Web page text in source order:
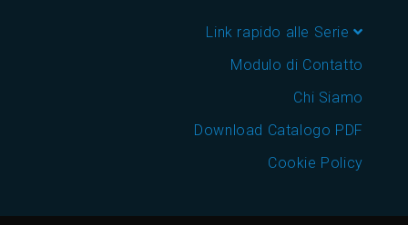
Link rapido alle Serie
Modulo di Contatto
Chi Siamo
Download Catalogo PDF
Cookie Policy